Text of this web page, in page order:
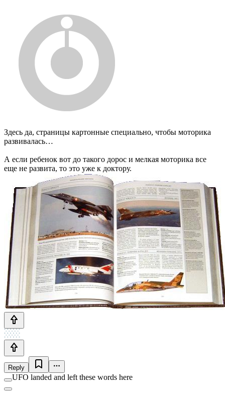
Здесь да, страницы картонные специально, чтобы моторика
развивалась…
А если ребенок вот до такого дорос и мелкая моторика все
еще не развита, то это уже к доктору.
Reply
UFO landed and left these words here